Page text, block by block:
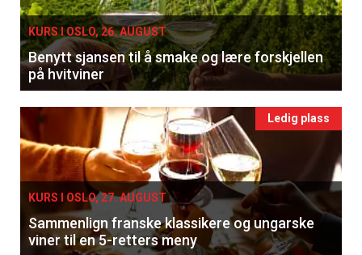
KURS I OSLO, 26. AUGUST
Benytt sjansen til å smake og lære forskjellen
på hvitviner
Ledig plass
KURS I OSLO, 27. AUGUST
Sammenlign franske klassikere og ungarske
viner til en 5-retters meny